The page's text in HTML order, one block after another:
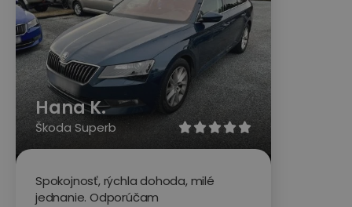

Hana K.
Škoda Superb
Spokojnosť, rýchla dohoda, milé
jednanie. Odporúčam